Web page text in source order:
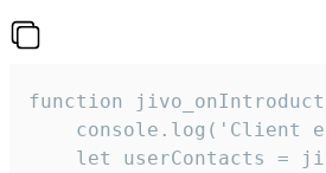
function
console.log('Client
let userContacts =